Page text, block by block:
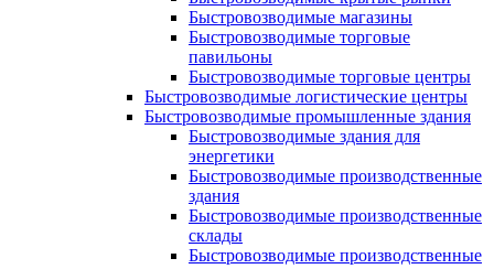
Быстровозводимые магазины
Быстровозводимые торговые
павильоны
Быстровозводимые торговые центры
Быстровозводимые логистические центры
Быстровозводимые промышленные здания
Быстровозводимые здания для
энергетики
Быстровозводимые производственные
здания
Быстровозводимые производственные
склады
Быстровозводимые производственные